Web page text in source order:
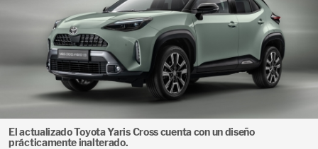
El actualizado Toyota Yaris Cross cuenta con un diseño
prácticamente inalterado.